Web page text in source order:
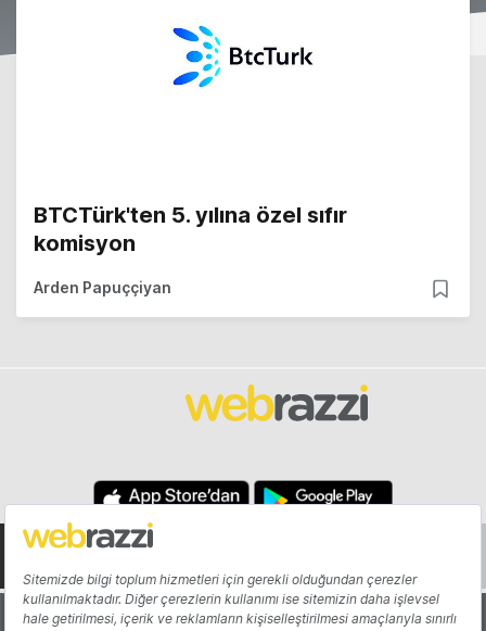
BTCTürk'ten 5. yılına özel sıfır
komisyon
Arden Papuççiyan
Hakkında Yazarlar